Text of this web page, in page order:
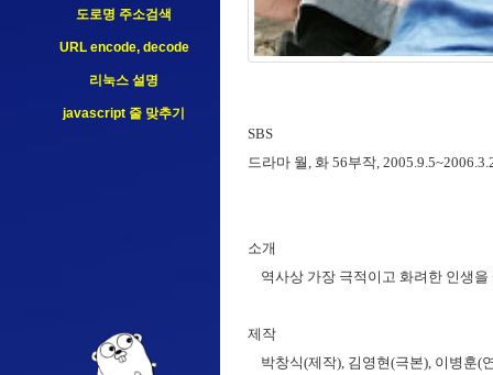
도로명 주소검색
URL encode, decode
리눅스 설명
javascript 줄 맞추기
SBS
드라마 월, 화 56부작,
소개
역사상 가장 극적이고 화려한 인생을
제작
박창식(제작), 김영현(극본), 이병훈(